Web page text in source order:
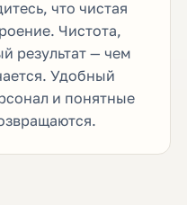
что чистая
Чистота,
результат — чем
Удобный
и понятные